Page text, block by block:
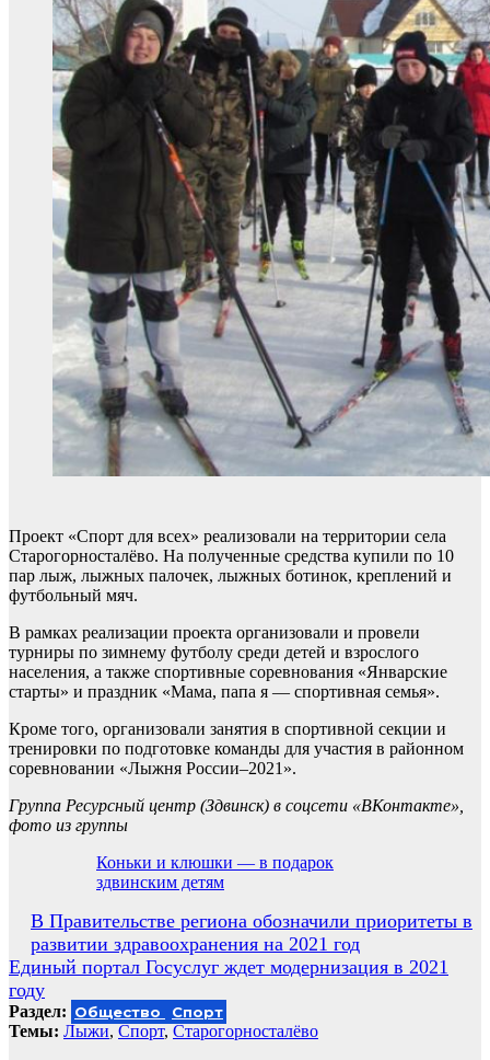
Проект «Спорт для всех» реализовали на территории села
Старогорносталёво. На полученные средства купили по 10
пар лыж, лыжных палочек, лыжных ботинок, креплений и
футбольный мяч.
В рамках реализации проекта организовали и провели
турниры по зимнему футболу среди детей и взрослого
населения, а также спортивные соревнования «Январские
старты» и праздник «Мама, папа я — спортивная семья».
Кроме того, организовали занятия в спортивной секции и
тренировки по подготовке команды для участия в районном
соревновании «Лыжня России–2021».
Группа Ресурсный центр (Здвинск) в соцсети «ВКонтакте»,
фото из группы
Коньки и клюшки — в подарок
здвинским детям
Навигация
по
записям
В Правительстве региона обозначили приоритеты в
развитии здравоохранения на 2021 год
Единый портал Госуслуг ждет модернизация в 2021
году
Раздел: Общество Спорт
Темы: Лыжи, Спорт, Старогорносталёво